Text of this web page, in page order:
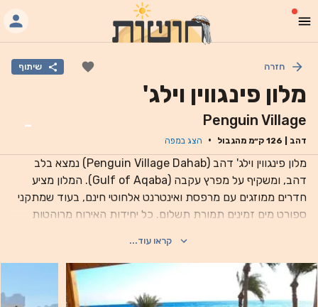
חזרה שיתוף
מלון פינגווין וילג'
Penguin Village
דהב 126 ק״מ מהגבול · הצג במפה
-
מלון פינגווין וילג' דהב (Penguin Village Dahab) נמצא בלב
דהב, ומשקיף על מפרץ עקבה (Gulf of Aqaba). המלון מציע
חדרים ממוזגים עם מרפסת ואינטרנט אלחוטי חינם, בעוד שמתקני
ספורט מים זמינים תמורת תשלום. כל יחידות האירוח מרוהטות
א-לה-קארט, ומספקת שירות חדרים 24 שעות ביממה. תוכלו
ליהנות על פי בקשה ממתקני צלילה, שנורקלינג וגלישת רוח, וניתן
לארגן טיולים מקומיים בדלפק המידע לתיירים. מקום האירוח נמצא
קראו עוד...